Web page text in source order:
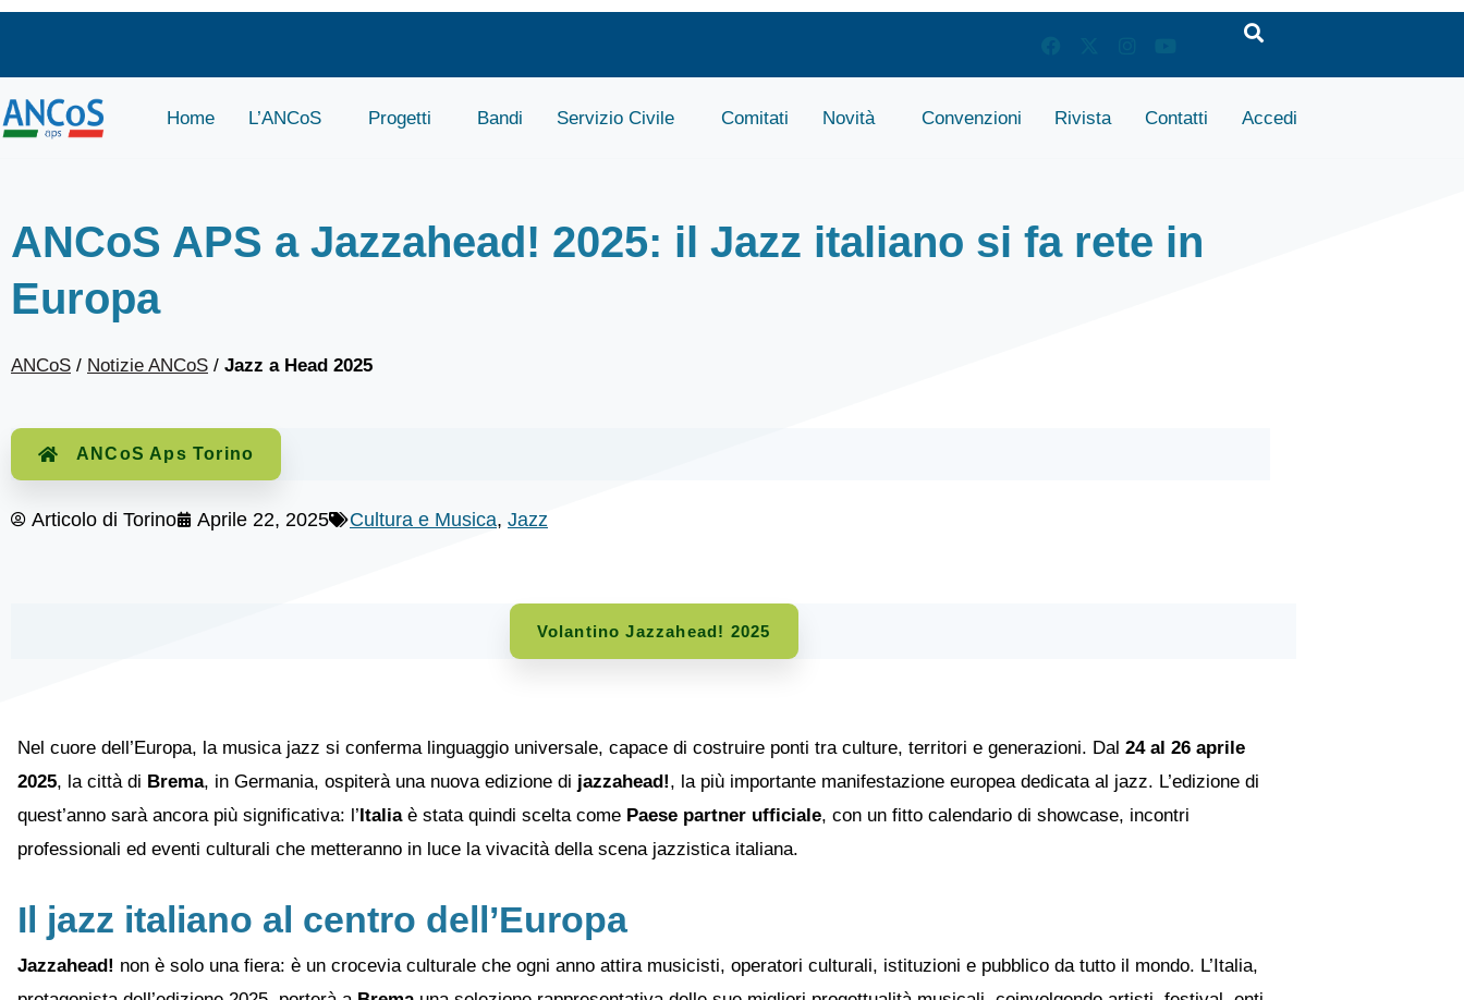
Home L’ANCoS Progetti Bandi Servizio Civile Comitati Novità Convenzioni Rivista Contatti Accedi
ANCoS APS a Jazzahead! 2025: il Jazz italiano si fa rete in
Europa
ANCoS / Notizie ANCoS / Jazz a Head 2025
ANCoS Aps Torino
Articolo di Torino Aprile 22, 2025 Cultura e Musica, Jazz
Volantino Jazzahead! 2025
Nel cuore dell’Europa, la musica jazz si conferma linguaggio universale, capace di costruire ponti tra culture, territori e generazioni. Dal 24 al 26 aprile
2025, la città di Brema, in Germania, ospiterà una nuova edizione di jazzahead!, la più importante manifestazione europea dedicata al jazz. L’edizione di
quest’anno sarà ancora più significativa: l’Italiaè stata quindi scelta come Paese partner ufficiale, con un fitto calendario di showcase, incontri
professionali ed eventi culturali che metteranno in luce la vivacità della scena jazzistica italiana.
Il jazz italiano al centro dell’Europa
Jazzahead! non è solo una fiera: è un crocevia culturale che ogni anno attira musicisti, operatori culturali, istituzioni e pubblico da tutto il mondo. L’Italia,